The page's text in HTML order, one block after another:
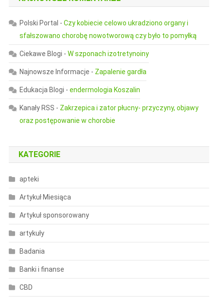
Polski Portal - Czy kobiecie celowo ukradziono organy i
sfałszowano chorobę nowotworową czy było to pomyłką
Ciekawe Blogi - W szponach izotretynoiny
Najnowsze Informacje - Zapalenie gardła
Edukacja Blogi - endermologia Koszalin
Kanały RSS - Zakrzepica i zator płucny- przyczyny, objawy
oraz postępowanie w chorobie
KATEGORIE
apteki
Artykuł Miesiąca
Artykuł sponsorowany
artykuły
Badania
Banki i finanse
CBD